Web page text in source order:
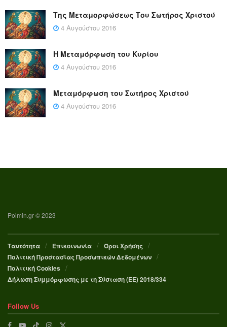
Της Μεταμορφώσεως Του Σωτήρος Χριστού
4 Αυγούστου 2016
Η Μεταμόρφωση του Κυρίου
4 Αυγούστου 2016
Μεταμόρφωση του Σωτήρος Χριστού
4 Αυγούστου 2016
Poimin.gr © 2023
Ταυτότητα Επικοινωνία
Όροι Χρήσης
Πολιτική Προστασίας Προσωπικών Δεδομένων
Πολιτική Cookies
Δήλωση Συμμόρφωσης με τη Σύσταση (ΕΕ) 2018/334
Follow Us